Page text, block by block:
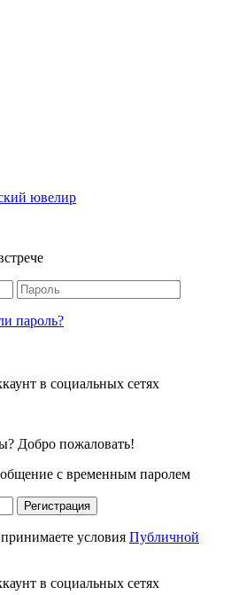
пароль?
в социальных сетях
Добро пожаловать!
с временным паролем
Регистрация
условия Публичной
в социальных сетях